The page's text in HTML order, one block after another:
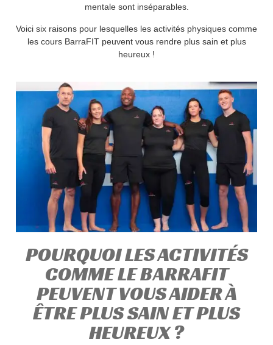
mentale sont inséparables.
Voici six raisons pour lesquelles les activités physiques comme
les cours BarraFIT peuvent vous rendre plus sain et plus
heureux !
POURQUOI LES ACTIVITÉS
COMME LE BARRAFIT
PEUVENT VOUS AIDER À
ÊTRE PLUS SAIN ET PLUS
HEUREUX ?